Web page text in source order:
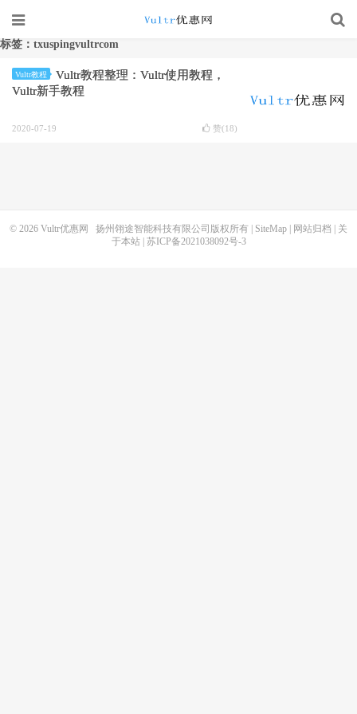
标签：txuspingvultrcom
Vultr教程
Vultr教程整理：Vultr使用教程，
Vultr新手教程
2020-07-19 赞(18)
© 2026 Vultr优惠网 扬州翎途智能科技有限公司版权所有 | SiteMap 网站归档
关
于本站| 苏ICP备2021038092号-3